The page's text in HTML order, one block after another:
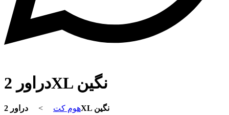
دراور 2XL نگین
هوم کت > دراور 2XL نگین